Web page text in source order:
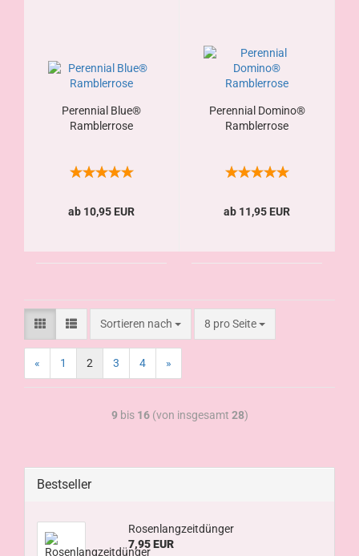
Perennial Blue®
Ramblerrose
ab 10,95 EUR
Perennial Domino®
Ramblerrose
ab 11,95 EUR
Sortieren nach 8 pro Seite
« 1 2 3 4 »
9bis 16(von insgesamt 28)
Bestseller
Rosenlangzeitdünger
7,95 EUR